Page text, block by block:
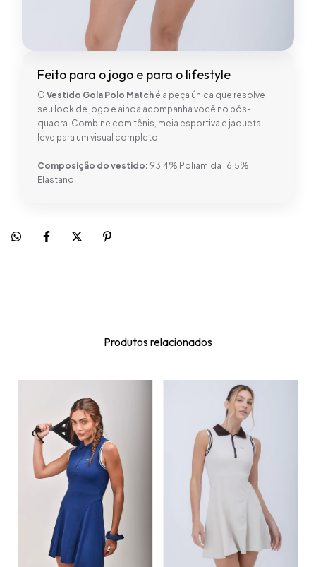
Feito para o jogo e para o lifestyle
O Vestido Gola Polo Match é a peça única que resolve
seu look de jogo e ainda acompanha você no pós-
quadra. Combine com tênis, meia esportiva e jaqueta
leve para um visual completo.
Composição do vestido: 93,4% Poliamida · 6,5%
Elastano.
Produtos relacionados